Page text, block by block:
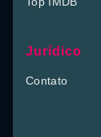
Jurídico
Contato